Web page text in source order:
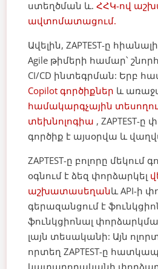
ստեղծման և.ՀՀԿ-ով
ավտոմատացում.
Ավելին, ZAPTEST-ը
Agile թիմերի համար՝
CI/CD ինտեգրման: Երբ
Copilot գործիքներ և
համակարգչային
տեխնոլոգիա , ZAPTEST-
գործիք է այսօրվա և
ZAPTEST-ը բոլորը մեկում
օգնում է ձեզ փորձարկել
աշխատասեղանև API-ի
գերազանցում է
ֆունկցիոնալ
լայն տեսականի: Այն
որտեղ ZAPTEST-ը
կատարողականի